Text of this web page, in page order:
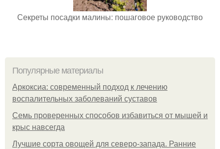
Секреты посадки малины: пошаговое руководство
Популярные материалы
Аркоксиа: современный подход к лечению
воспалительных заболеваний суставов
Семь проверенных способов избавиться от мышей и
крыс навсегда
Лучшие сорта овощей для северо-запада. Ранние